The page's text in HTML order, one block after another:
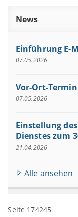
News
Einführung E-
07.05.2026
Vor-Ort-
07.05.2026
Einstellung
Dienstes zum
21.04.2026
Alle ansehen
Seite 174245